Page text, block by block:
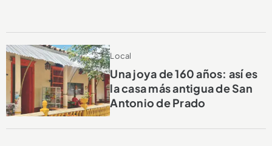
Local
Una joya de 160 años: así es
la casa más antigua de San
Antonio de Prado